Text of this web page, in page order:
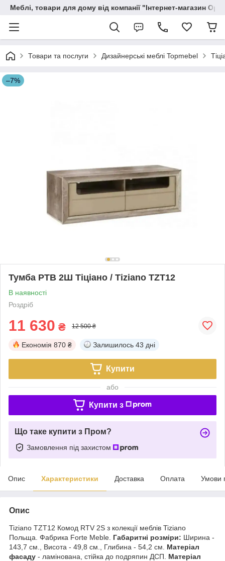
Меблі, товари для дому від компанії "Інтернет-магазин
Товари та послуги Дизайнерські меблі Topmebel
–7%
Тумба РТВ 2Ш Тіціано / Tiziano TZT12
В наявності
Роздріб
11 630 ₴ 12 500 ₴
Економія 870 ₴ Залишилось 43 дні
Купити
або
Купити з
Що таке купити з Пром?
Замовлення під захистом
Опис Характеристики Доставка Оплата Умови
Опис
Tiziano TZT12 Комод RTV 2S з колекції меблів Tiziano
Польща. Фабрика Forte Meble. Габаритні розміри: Ширина -
143,7 см., Висота - 49,8 см., Глибина - 54,2 см. Матеріал
фасаду - ламінована, стійка до подряпин ДСП. Матеріал